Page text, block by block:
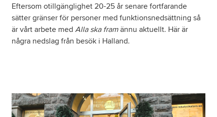
Nyheter
Ordlista
Tillgänglighetsredogörelse
Eftersom otillgänglighet 20-25 år senare fortfarande
sätter gränser för personer med funktionsnedsättning så
är vårt arbete med Alla ska framännu aktuellt. Här är
några nedslag från besök i Halland.